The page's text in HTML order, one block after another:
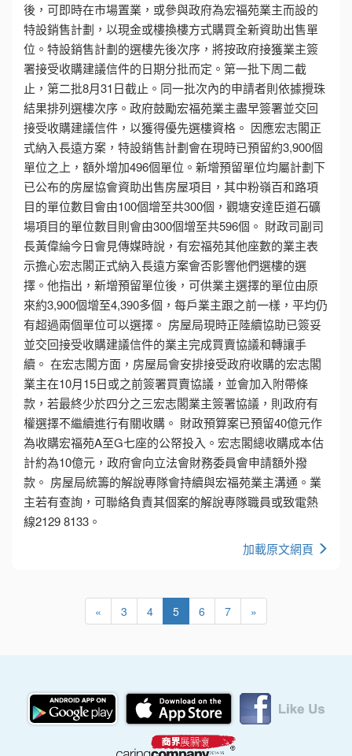
後，可即時在市場置業，或參與政府為宏福苑業主而設的
特設銷售計劃，以現金或樓換樓方式購買全新資助出售單
位。特設銷售計劃的選樓先後次序，將按政府接獲業主簽
署接受收購建議信件的日期分批而定。第一批下周二截
止，第二批8月31日截止。同一批次內的申請者則依據攪珠
結果排列選樓次序。政府鼓勵宏福苑業主盡早簽署並交回
接受收購建議信件，以獲得優先選樓資格。 因應宏志閣正
式納入長遠方案，特設銷售計劃會在現時已預留約3,900個
單位之上，額外增加496個單位。新增預留單位均屬計劃下
已公布的房屋協會資助出售房屋項目，其中粉嶺百和路項
目的單位數目會由100個增至共300個，觀塘安達臣道石礦
場項目的單位數目則會由300個增至共596個。 財政司副司
長黃偉綸今日會見傳媒時說，有宏福苑其他座數的業主表
示擔心宏志閣正式納入長遠方案會否影響他們選樓的選
擇。他指出，新增預留單位後，可供業主選擇的單位由原
來約3,900個增至4,390多個，每戶業主跟之前一樣，平均仍
有超過兩個單位可以選擇。 房屋局現時正陸續協助已簽妥
並交回接受收購建議信件的業主完成買賣協議和轉讓手
續。 在宏志閣方面，房屋局會安排接受政府收購的宏志閣
業主在10月15日或之前簽署買賣協議，並會加入附帶條
款，若最終少於四分之三宏志閣業主簽署協議，則政府有
權選擇不繼續進行有關收購。 財政預算案已預留40億元作
為收購宏福苑A至G七座的公帑投入。宏志閣總收購成本估
計約為10億元，政府會向立法會財務委員會申請額外撥
款。 房屋局統籌的解說專隊會持續與宏福苑業主溝通。業
主若有查詢，可聯絡負責其個案的解說專隊職員或致電熱
線2129 8133。
加載原文網頁
« 3 4 5 6 7 »